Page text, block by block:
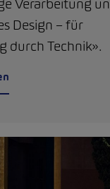
Verarbeitung
Design – für
durch Technik».